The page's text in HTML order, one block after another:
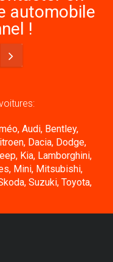
automobile
!
Audi, Bentley,
Dacia, Dodge,
Kia, Lamborghini,
Mini, Mitsubishi,
Suzuki, Toyota,